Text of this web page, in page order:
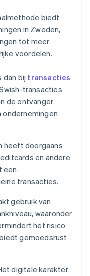
biedt
in Zweden,
tot meer
voordelen.
dan bij transacties
transacties
de ontvanger
ondernemingen
heeft doorgaans
en andere
een
transacties.
gebruik van
waaronder
het risico
gemoedsrust
digitale karakter